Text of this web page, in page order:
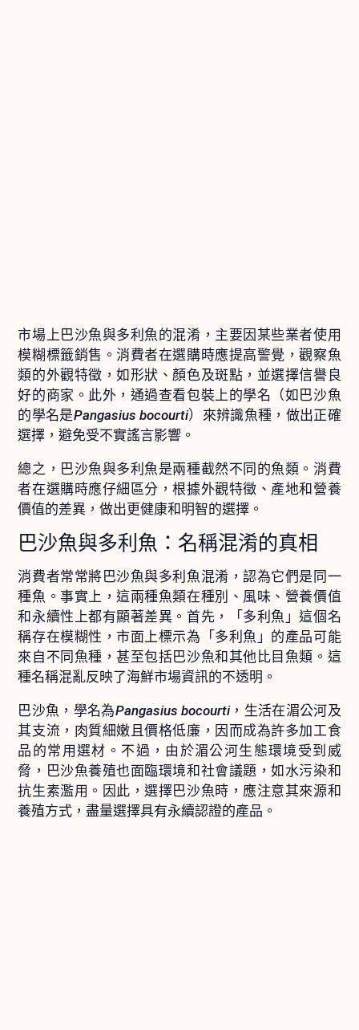
市場上巴沙魚與多利魚的混淆，主要因某些業者使用
模糊標籤銷售。消費者在選購時應提高警覺，觀察魚
類的外觀特徵，如形狀、顏色及斑點，並選擇信譽良
好的商家。此外，通過查看包裝上的學名（如巴沙魚
的學名是Pangasius bocourti）來辨識魚種，做出正確
選擇，避免受不實謠言影響。
總之，巴沙魚與多利魚是兩種截然不同的魚類。消費
者在選購時應仔細區分，根據外觀特徵、產地和營養
價值的差異，做出更健康和明智的選擇。
巴沙魚與多利魚：名稱混淆的真相
消費者常常將巴沙魚與多利魚混淆，認為它們是同一
種魚。事實上，這兩種魚類在種別、風味、營養價值
和永續性上都有顯著差異。首先，「多利魚」這個名
稱存在模糊性，市面上標示為「多利魚」的產品可能
來自不同魚種，甚至包括巴沙魚和其他比目魚類。這
種名稱混亂反映了海鮮市場資訊的不透明。
巴沙魚，學名為Pangasius bocourti，生活在湄公河及
其支流，肉質細嫩且價格低廉，因而成為許多加工食
品的常用選材。不過，由於湄公河生態環境受到威
脅，巴沙魚養殖也面臨環境和社會議題，如水污染和
抗生素濫用。因此，選擇巴沙魚時，應注意其來源和
養殖方式，盡量選擇具有永續認證的產品。